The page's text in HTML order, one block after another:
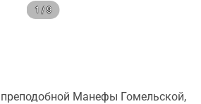
1 / 9
Манефы Гомельской,